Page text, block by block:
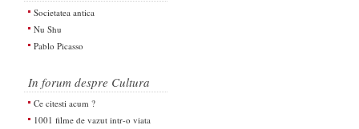
Societatea antica
Nu Shu
Pablo Picasso
In forum despre Cultura
Ce citesti acum ?
1001 filme de vazut intr-o viata